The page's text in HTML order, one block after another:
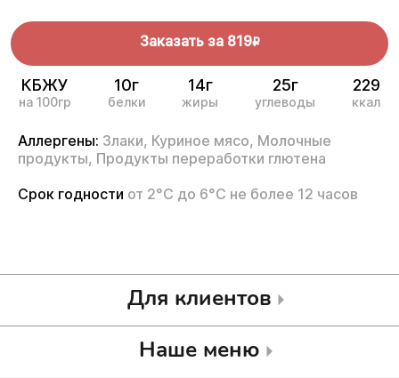
Заказать за 819R
КБЖУ
на 100гр
10г
белки
14г
жиры
25г
углеводы
229
ккал
Аллергены: Злаки, Куриное мясо, Молочные
продукты, Продукты переработки глютена
Срок годности от 2°С до 6°С не более 12 часов
Для клиентов
Наше меню